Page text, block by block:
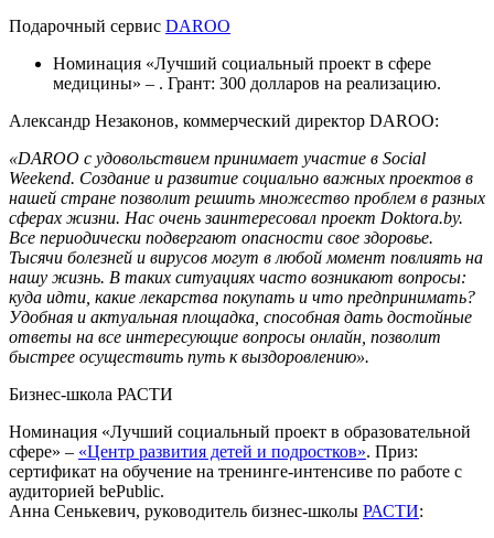
Подарочный сервис DAROO
Номинация «Лучший социальный проект в сфере
медицины» – . Грант: 300 долларов на реализацию.
Александр Незаконов, коммерческий директор DAROO:
«DAROO с удовольствием принимает участие в Social
Weekend. Создание и развитие социально важных проектов в
нашей стране позволит решить множество проблем в разных
сферах жизни. Нас очень заинтересовал проект Doktora.by.
Все периодически подвергают опасности свое здоровье.
Тысячи болезней и вирусов могут в любой момент повлиять на
нашу жизнь. В таких ситуациях часто возникают вопросы:
куда идти, какие лекарства покупать и что предпринимать?
Удобная и актуальная площадка, способная дать достойные
ответы на все интересующие вопросы онлайн, позволит
быстрее осуществить путь к выздоровлению».
Бизнес-школа РАСТИ
Номинация «Лучший социальный проект в образовательной
сфере» – «Центр развития детей и подростков». Приз:
сертификат на обучение на тренинге-интенсиве по работе с
аудиторией bePublic.
Анна Сенькевич, руководитель бизнес-школы РАСТИ: